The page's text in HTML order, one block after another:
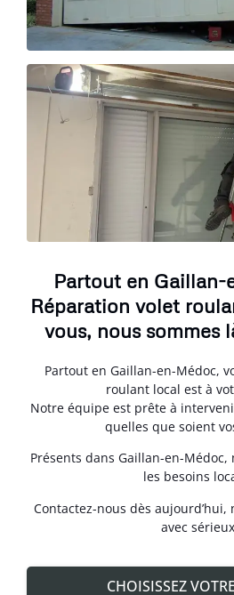
Partout en Gaillan-
Réparation volet
vous, nous sommes
Partout en Gaillan-en-Médoc,
roulant local est à
Notre équipe est prête à
quelles que soient
Présents dans Gaillan-en-
les besoins
Contactez-nous dès
avec
CHOISISSEZ